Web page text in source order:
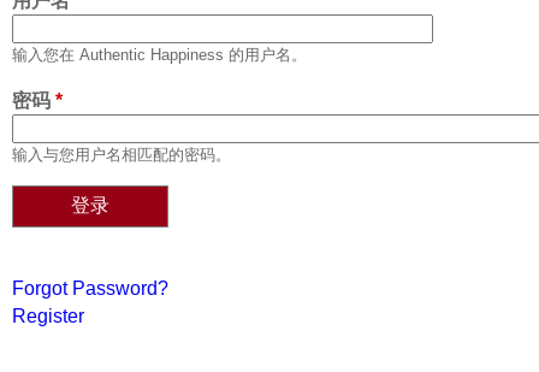
输入您在 Authentic Happiness 的用户名。
密码 *
输入与您用户名相匹配的密码。
Forgot Password?
Register